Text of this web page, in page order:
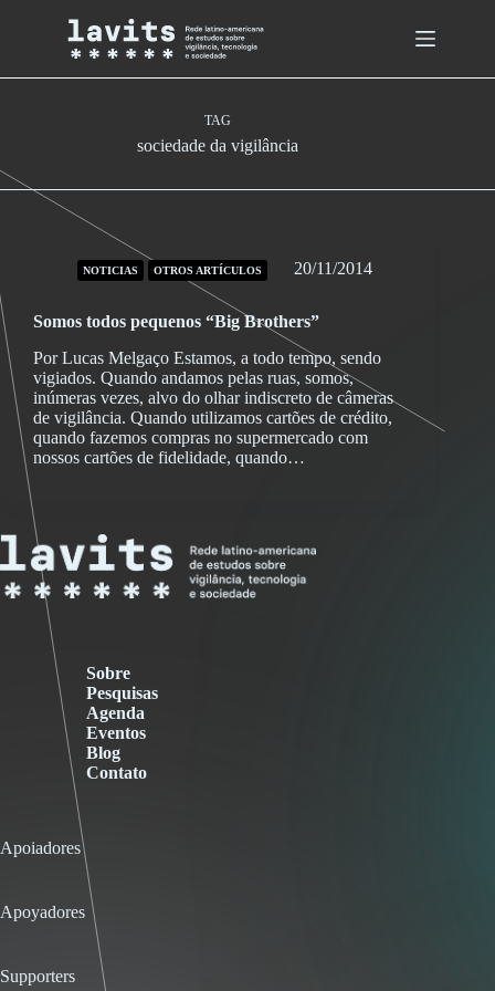
TAG
sociedade da vigilância
NOTICIAS OTROS ARTÍCULOS 20/11/2014
Somos todos pequenos “Big Brothers”
Por Lucas Melgaço Estamos, a todo tempo, sendo
vigiados. Quando andamos pelas ruas, somos,
inúmeras vezes, alvo do olhar indiscreto de câmeras
de vigilância. Quando utilizamos cartões de crédito,
quando fazemos compras no supermercado com
nossos cartões de fidelidade, quando…
Sobre
Pesquisas
Agenda
Eventos
Blog
Contato
Apoiadores
Apoyadores
Supporters